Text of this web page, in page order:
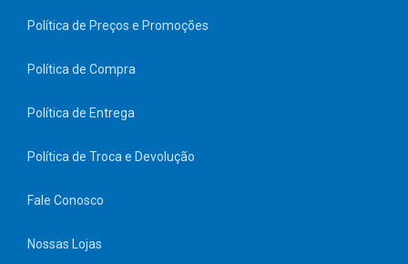
Política de Preços e Promoções
Política de Compra
Política de Entrega
Política de Troca e Devolução
Fale Conosco
Nossas Lojas